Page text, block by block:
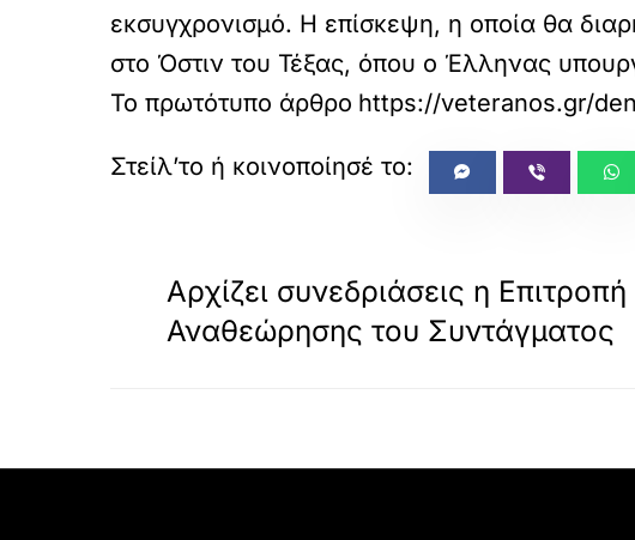
εκσυγχρονισμό. Η επίσκεψη, η οποία θα
στο Όστιν του Τέξας, όπου ο Έλληνας
Το πρωτότυπο άρθρο https://veteranos.gr/
Αρχίζει συνεδριάσεις η Επιτροπή
Αναθεώρησης του Συντάγματος